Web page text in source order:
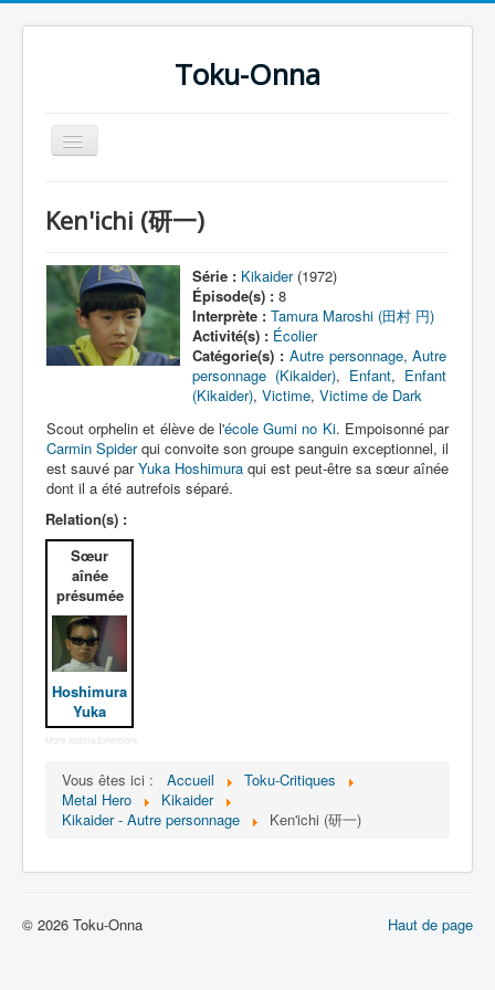
Toku-Onna
Basculer
la
Toku-Actrices
Toku-Critiques
Séries
Films
Dessins
Artiste Asperger
Lexique
Jinzô ningen Kikaider (人造 人間
キカイダー) = Androïde Kikaider
Série
Personnages
Mechas
Objets
Lieux
Épisodes
Fanservice
Ken'ichi (研一)
Série : Kikaider(1972)
Épisode(s) : 8
Interprète : Tamura Maroshi (田村 円)
Activité(s) : Écolier
Catégorie(s) : Autre personnage,Autre
personnage (Kikaider), Enfant, Enfant
(Kikaider),Victime,Victime de Dark
Scout orphelin et élève de l'école Gumi no Ki. Empoisonné par
Carmin Spiderqui convoite son groupe sanguin exceptionnel, il
est sauvé parYuka Hoshimura qui est peut-être sa sœur aînée
dont il a été autrefois séparé.
Relation(s) :
Sœur
aînée
présumée
Hoshimura
Yuka
More Joomla Extensions
Vous êtes ici : Accueil
Toku-Critiques
Metal Hero
Kikaider
Kikaider - Autre personnage
Ken'ichi (研一)
Haut de page
© 2026 Toku-Onna